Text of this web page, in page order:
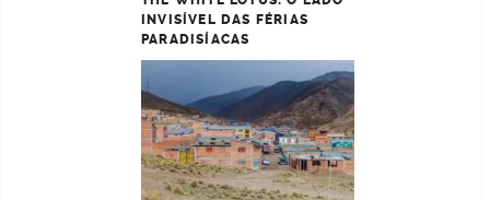
INVISÍVEL DAS FÉRIAS
PARADISÍACAS